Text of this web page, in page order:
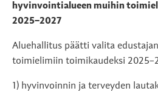
hyvinvointialueen muihin
2025–2027
Aluehallitus päätti valita
toimielimiin toimikaudeksi
1) hyvinvoinnin ja terveyden